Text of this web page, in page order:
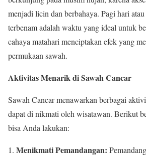
menjadi licin dan berbahaya. Pagi hari
terbenam adalah waktu yang ideal untuk
cahaya matahari menciptakan efek yang
permukaan sawah.
Aktivitas Menarik di Sawah Cancar
Sawah Cancar menawarkan berbagai
dapat di nikmati oleh wisatawan. Berikut
bisa Anda lakukan:
Menikmati Pemandangan: